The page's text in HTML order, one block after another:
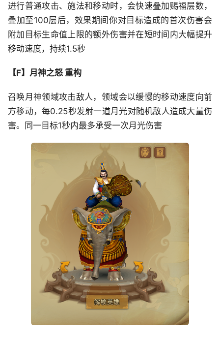
进行普通攻击、施法和移动时，会快速叠加赐福层数，
叠加至100层后，效果期间你对目标造成的首次伤害会
附加目标生命值上限的额外伤害并在短时间内大幅提升
移动速度，持续1.5秒
【F】月神之怒 重构
召唤月神领域攻击敌人，领域会以缓慢的移动速度向前
方移动，每0.25秒发射一道月光对随机敌人造成大量伤
害。同一目标1秒内最多承受一次月光伤害